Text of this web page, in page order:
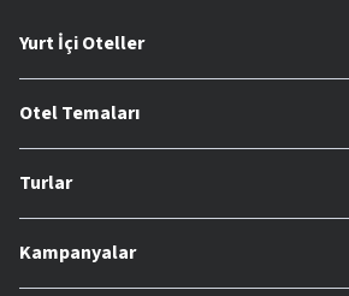
Yurt İçi Oteller
Otel Temaları
Turlar
Kampanyalar